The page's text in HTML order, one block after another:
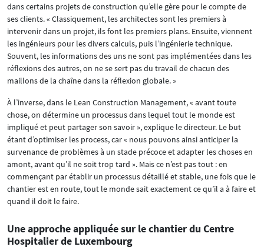
dans certains projets de construction qu’elle gère pour le compte de
ses clients. « Classiquement, les architectes sont les premiers à
intervenir dans un projet, ils font les premiers plans. Ensuite, viennent
les ingénieurs pour les divers calculs, puis l’ingénierie technique.
Souvent, les informations des uns ne sont pas implémentées dans les
réflexions des autres, on ne se sert pas du travail de chacun des
maillons de la chaîne dans la réflexion globale. »
À l’inverse, dans le Lean Construction Management, « avant toute
chose, on détermine un processus dans lequel tout le monde est
impliqué et peut partager son savoir », explique le directeur. Le but
étant d’optimiser les process, car « nous pouvons ainsi anticiper la
survenance de problèmes à un stade précoce et adapter les choses en
amont, avant qu’il ne soit trop tard ». Mais ce n’est pas tout : en
commençant par établir un processus détaillé et stable, une fois que le
chantier est en route, tout le monde sait exactement ce qu’il a à faire et
quand il doit le faire.
Une approche appliquée sur le chantier du Centre
Hospitalier de Luxembourg